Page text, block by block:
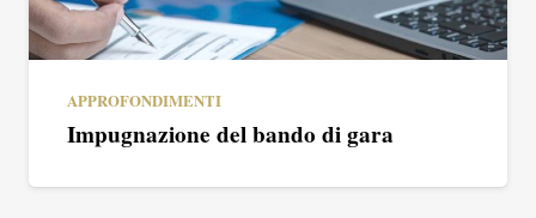
APPROFONDIMENTI
Impugnazione del bando di gara